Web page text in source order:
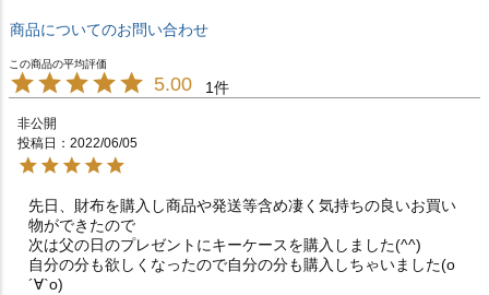
商品についてのお問い合わせ
5.00 1
非公開
投稿日
2022/06/05
先日、財布を購入し商品や発送等含め凄く気持ちの良いお買い
物ができたので
次は父の日のプレゼントにキーケースを購入しました(^^)
自分の分も欲しくなったので自分の分も購入しちゃいました(о
´∀`о)